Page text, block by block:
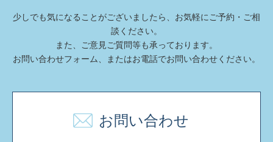
少しでも気になることがございましたら、お気軽にご予約・ご相
談ください。
また、ご意⾒ご質問等も承っております。
お問い合わせフォーム、またはお電話でお問い合わせください。
お問い合わせ